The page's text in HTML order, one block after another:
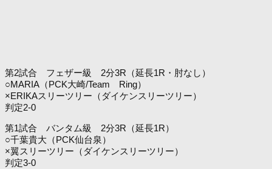
第2試合 フェザー級 2分3R（延長1R・肘なし）
○MARIA（PCK大崎/Team Ring）
×ERIKAスリーツリー（ダイケンスリーツリー）
判定2-0
第1試合 バンタム級 2分3R（延長1R）
○千葉貴大（PCK仙台泉）
×翼スリーツリー（ダイケンスリーツリー）
判定3-0